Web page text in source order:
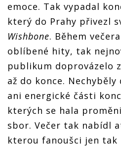
emoce. Tak vypadal
který do Prahy přivezl
Wishbone. Během
oblíbené hity, tak
publikum doprovázelo
až do konce.
ani energické části
kterých se hala
sbor. Večer tak nabídl
kterou fanoušci jen tak